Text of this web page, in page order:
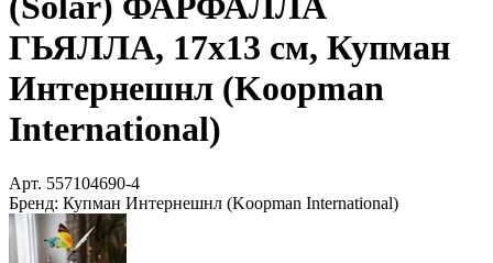
ГЬЯЛЛА, 17х13 см, Купман
Интернешнл (Koopman
International)
Арт. 557104690-4
Бренд: Купман Интернешнл (Koopman International)